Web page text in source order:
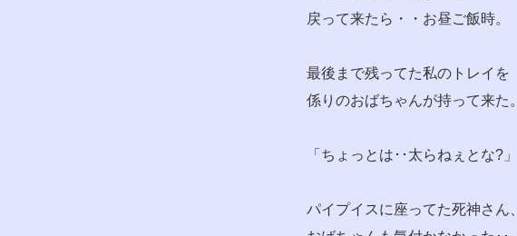
戻って来たら・・お昼ご飯時。
最後まで残ってた私のトレイを
係りのおばちゃんが持って来た。
「ちょっとは･･太らねぇとな?」
パイプイスに座ってた死神さん、